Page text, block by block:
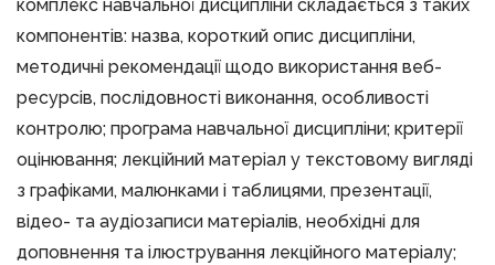
комплекс навчальної дисципліни складається з таких
компонентів: назва, короткий опис дисципліни,
методичні рекомендації щодо використання веб-
ресурсів, послідовності виконання, особливості
контролю; програма навчальної дисципліни; критерії
оцінювання; лекційний матеріал у текстовому вигляді
з графіками, малюнками і таблицями, презентації,
відео- та аудіозаписи матеріалів, необхідні для
доповнення та ілюстрування лекційного матеріалу;